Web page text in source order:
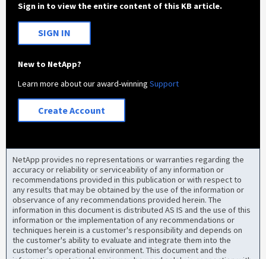
Sign in to view the entire content of this KB article.
SIGN IN
New to NetApp?
Learn more about our award-winningSupport
Create Account
NetApp provides no representations or warranties regarding the
accuracy or reliability or serviceability of any information or
recommendations provided in this publication or with respect to
any results that may be obtained by the use of the information or
observance of any recommendations provided herein. The
information in this document is distributed AS IS and the use of this
information or the implementation of any recommendations or
techniques herein is a customer's responsibility and depends on
the customer's ability to evaluate and integrate them into the
customer's operational environment. This document and the